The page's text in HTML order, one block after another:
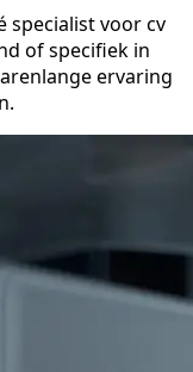
specialist voor cv
of specifiek in
ervaring